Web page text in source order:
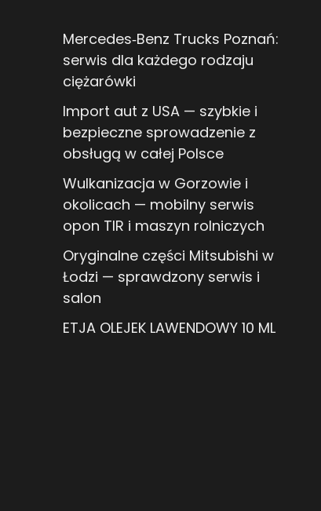
Mercedes‑Benz Trucks Poznań:
serwis dla każdego rodzaju
ciężarówki
Import aut z USA — szybkie i
bezpieczne sprowadzenie z
obsługą w całej Polsce
Wulkanizacja w Gorzowie i
okolicach — mobilny serwis
opon TIR i maszyn rolniczych
Oryginalne części Mitsubishi w
Łodzi — sprawdzony serwis i
salon
ETJA OLEJEK LAWENDOWY 10 ML